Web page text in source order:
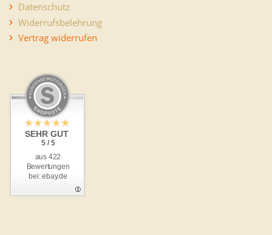
Datenschutz
Widerrufsbelehrung
Vertrag widerrufen
SEHR GUT
5 / 5
aus 422
Bewertungen
bei: ebay.de